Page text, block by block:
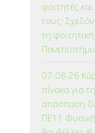
φοιτητές και
τους:
τη
07-08-26
πίνακα για
απόσπαση
ΠΕ11